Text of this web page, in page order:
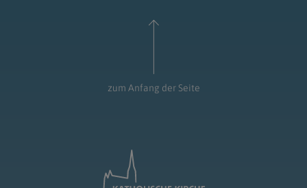
zum Anfang der Seite